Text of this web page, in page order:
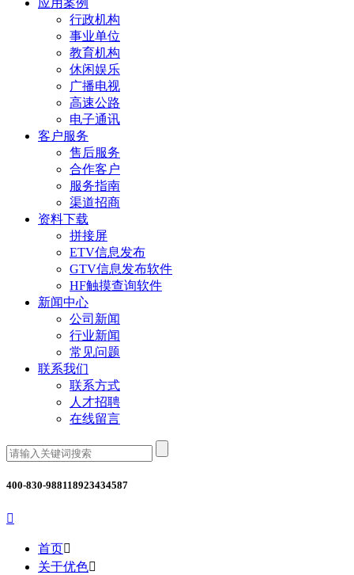
行政机构
事业单位
教育机构
休闲娱乐
广播电视
高速公路
电子通讯
客户服务
售后服务
合作客户
服务指南
渠道招商
资料下载
拼接屏
ETV信息发布
GTV信息发布软件
HF触摸查询软件
新闻中心
公司新闻
行业新闻
常见问题
联系我们
联系方式
人才招聘
在线留言
400-830-988118923434587

首页
关于优色